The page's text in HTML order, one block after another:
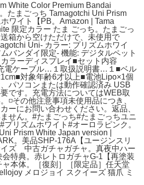
White Color Premium Bandai
たまごっち Tamagotchi Uni Prism
ワイト【PB。Amazon | Tama
限定カラー たま ごっち。たまごっ
箱から空けただけで、未使用で
Uni- カラー: プリズムホワイ
バンダイ限定- 機能: デジタルペット
ラーディスプレイ■セット内容
電ケーブル…１取扱説明書…１■ベル
対象年齢6才以上■電池Lipo×1個
パソコンまたは動作確認済み USB
です。充電方法についてはWEB取
◽️その他注意事項未使用品につき、
ーにお問い合わせください。返品、
せん。#たまごっち#たまごっちユニ
リズムホワイト#オーロラピンク。
Prism White Japan version |
。美品SHP-176A【ユージンスリ
イズ 中古ガチャガチャ。真夜中ハー
会特典。赤レトロガチャG-1【再塗装
本体。［復刻］［限定品］任天堂
メロジョイ スクイーズ 猫爪 ミ